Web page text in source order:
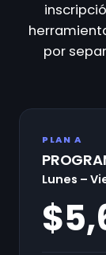
por
PLAN A
Lunes –